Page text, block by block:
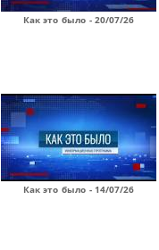
Как это было - 20/07/26
Как это было - 14/07/26